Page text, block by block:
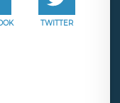
TWITTER